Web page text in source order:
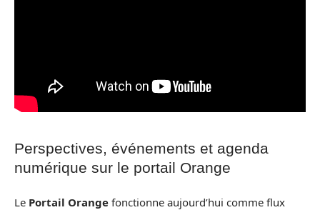
Perspectives, événements et agenda
numérique sur le portail Orange
Le Portail Orange fonctionne aujourd’hui comme flux